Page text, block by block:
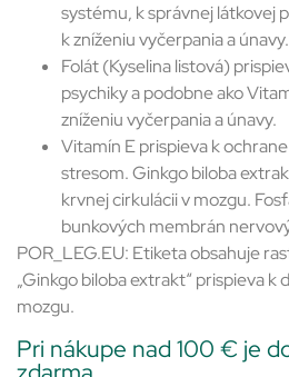
systému, k správnej látkovej
k zníženiu vyčerpania a únavy.
Folát (Kyselina listová)
psychiky a podobne ako
zníženiu vyčerpania a únavy.
Vitamín E prispieva k
stresom. Ginkgo biloba
krvnej cirkulácii v mozgu.
bunkových membrán
POR_LEG.EU: Etiketa obsahuje
„Ginkgo biloba extrakt“ prispieva k
mozgu.
Pri nákupe nad 100 € je